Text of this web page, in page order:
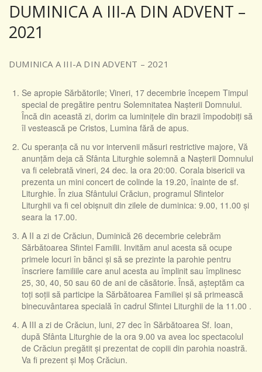
DUMINICA A III-A DIN ADVENT –
2021
DUMINICA A III-A DIN ADVENT – 2021
Se apropie Sărbătorile; Vineri, 17 decembrie începem Timpul
special de pregătire pentru Solemnitatea Nașterii Domnului.
Încă din această zi, dorim ca luminițele din brazii împodobiți să
îl vestească pe Cristos, Lumina fără de apus.
Cu speranța că nu vor intervenii măsuri restrictive majore, Vă
anunțăm deja că Sfânta Liturghie solemnă a Nașterii Domnului
va fi celebrată vineri, 24 dec. la ora 20:00. Corala bisericii va
prezenta un mini concert de colinde la 19.20, înainte de sf.
Liturghie. În ziua Sfântului Crăciun, programul Sfintelor
Liturghii va fi cel obișnuit din zilele de duminica: 9.00, 11.00 și
seara la 17.00.
A II a zi de Crăciun, Duminică 26 decembrie celebrăm
Sărbătoarea Sfintei Familii. Invităm anul acesta să ocupe
primele locuri în bănci și să se prezinte la parohie pentru
înscriere familiile care anul acesta au împlinit sau împlinesc
25, 30, 40, 50 sau 60 de ani de căsătorie. Însă, așteptăm ca
toți soții să participe la Sărbătoarea Familiei și să primească
binecuvântarea specială în cadrul Sfintei Liturghii de la 11.00 .
A III a zi de Crăciun, luni, 27 dec în Sărbătoarea Sf. Ioan,
după Sfânta Liturghie de la ora 9.00 va avea loc spectacolul
de Crăciun pregătit și prezentat de copiii din parohia noastră.
Va fi prezent și Moș Crăciun.